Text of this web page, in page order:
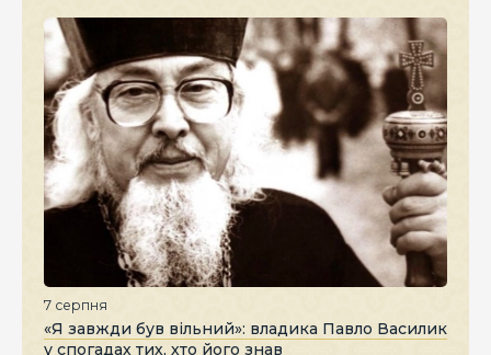
7 серпня
«Я завжди був вільний»: владика Павло Василик
у спогадах тих, хто його знав